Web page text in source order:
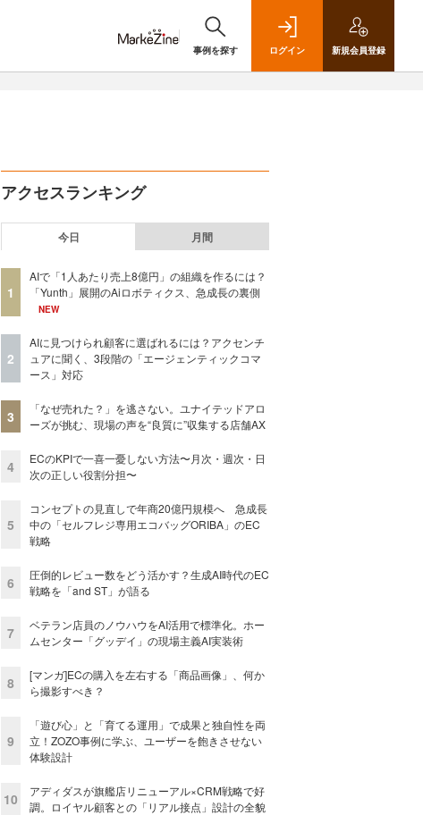
事例を探す ログイン 新規会員登録
アクセスランキング
今日 月間
1
AIで「1人あたり売上8億円」の組織を作るには？
「Yunth」展開のAiロボティクス、急成長の裏側
NEW
2
AIに見つけられ顧客に選ばれるには？アクセンチ
ュアに聞く、3段階の「エージェンティックコマ
ース」対応
3
「なぜ売れた？」を逃さない。ユナイテッドアロ
ーズが挑む、現場の声を“良質に”収集する店舗AX
4
ECのKPIで一喜一憂しない方法〜月次・週次・日
次の正しい役割分担〜
5
コンセプトの見直しで年商20億円規模へ 急成長
中の「セルフレジ専用エコバッグORIBA」のEC
戦略
6
圧倒的レビュー数をどう活かす？生成AI時代のEC
戦略を「and ST」が語る
7
ベテラン店員のノウハウをAI活用で標準化。ホー
ムセンター「グッデイ」の現場主義AI実装術
8
[マンガ]ECの購入を左右する「商品画像」、何か
ら撮影すべき？
9
「遊び心」と「育てる運用」で成果と独自性を両
立！ZOZO事例に学ぶ、ユーザーを飽きさせない
体験設計
10
アディダスが旗艦店リニューアル×CRM戦略で好
調。ロイヤル顧客との「リアル接点」設計の全貌